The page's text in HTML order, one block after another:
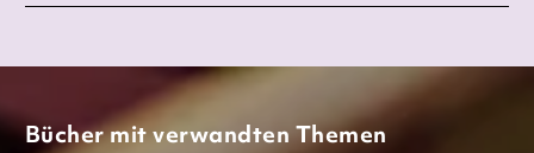
Bücher mit verwandten Themen